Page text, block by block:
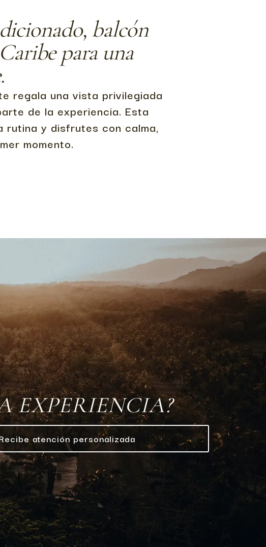
balcón
para una
regala una vista privilegiada
de la experiencia. Esta
rutina y disfrutes con calma,
momento.
EXPERIENCIA?
atención personalizada